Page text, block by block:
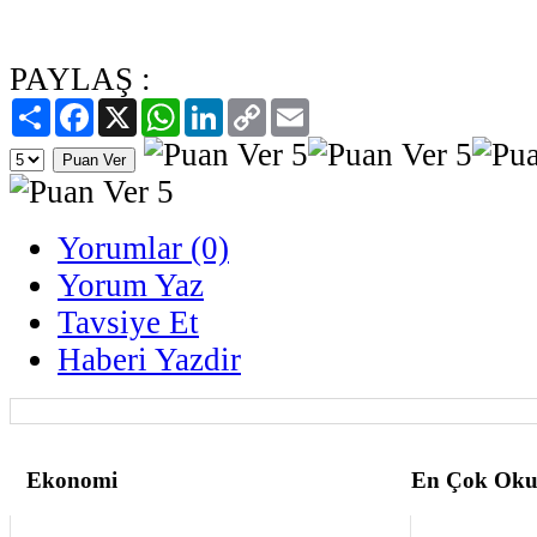
PAYLAŞ :
PaylaşFacebook
X WhatsAppLinkedIn
Copy
Link
Yorumlar (0)
Yorum Yaz
Tavsiye Et
Haberi Yazdir
Ekonomi En Çok